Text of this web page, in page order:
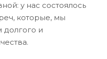
у нас состоялось
которые, мы
долгого и